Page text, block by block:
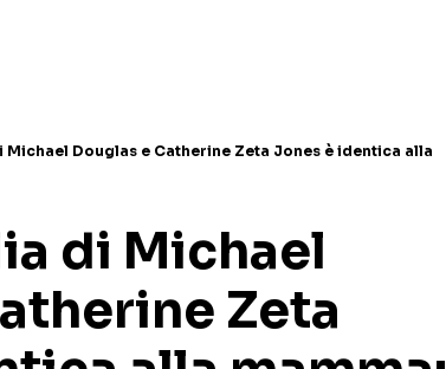
Michael Douglas e Catherine Zeta Jones è identica alla
di Michael
Zeta